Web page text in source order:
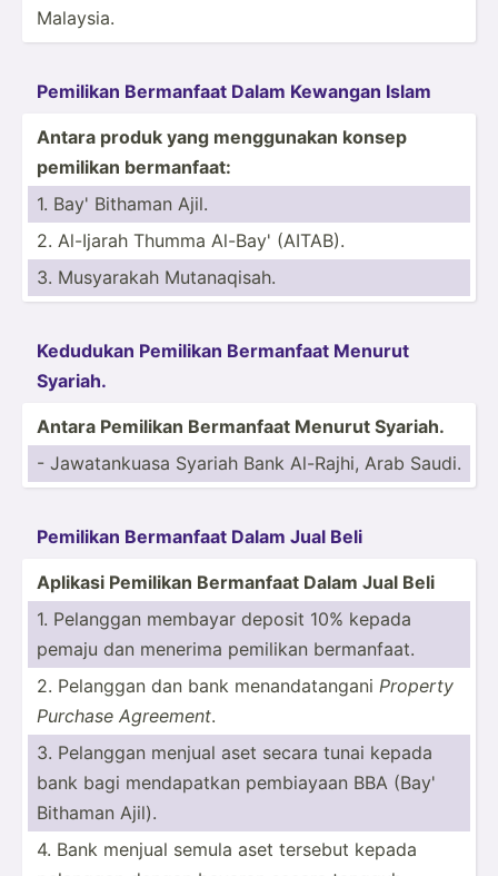
Malaysia.
Pemilikan Bermanfaat Dalam Kewangan Islam
Antara produk yang menggu­nakan konsep
pemilikan berman­faat:
1. Bay' Bithaman Ajil.
2. Al-Ijarah Thumma Al-Bay' (AITAB).
3. Musyarakah Mutana­qisah.
Kedudukan Pemilikan Bermanfaat Menurut
Syariah.
Antara Pemilikan Bermanfaat Menurut Syariah.
- Jawata­nkuasa Syariah Bank Al-Rajhi, Arab Saudi.
Pemilikan Bermanfaat Dalam Jual Beli
Aplikasi Pemilikan Bermanfaat Dalam Jual Beli
1. Pelanggan membayar deposit 10% kepada
pemaju dan menerima pemilikan berman­faat.
2. Pelanggan dan bank menand­ata­ngani Property
Purchase Agreement.
3. Pelanggan menjual aset secara tunai kepada
bank bagi mendap­atkan pembiayaan BBA (Bay'
Bithaman Ajil).
4. Bank menjual semula aset tersebut kepada